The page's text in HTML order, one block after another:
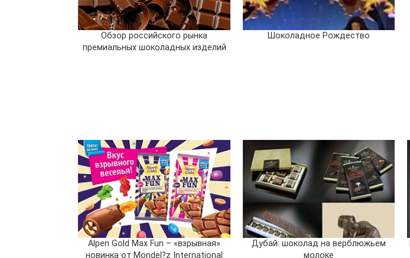
Обзор российского рынка
премиальных шоколадных изделий
Шоколадное Рождество
Alpen Gold Max Fun – «взрывная»
новинка от Mondel?z International
Дубай: шоколад на верблюжьем
молоке